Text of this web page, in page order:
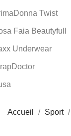
Twist
Faia Beautyfull
Underwear
Accueil Sport